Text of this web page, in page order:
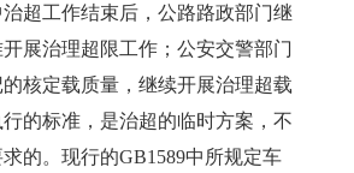
超工作结束后，公路路政部门继
展治理超限工作；公安交警部门
核定载质量，继续开展治理超载
的标准，是治超的临时方案，不
的。现行的GB1589中所规定车